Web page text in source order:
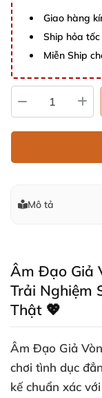
Giao hàng
Ship hỏa
Miễn Ship
Mô tả
Âm Đạo Giả
Trải Nghiệm
Thật 💖
Âm Đạo Giả
chơi tình dục
kế chuẩn xác